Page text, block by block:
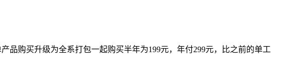
品购买升级为全系打包一起购买半年为199元，年付299元，比之前的单工